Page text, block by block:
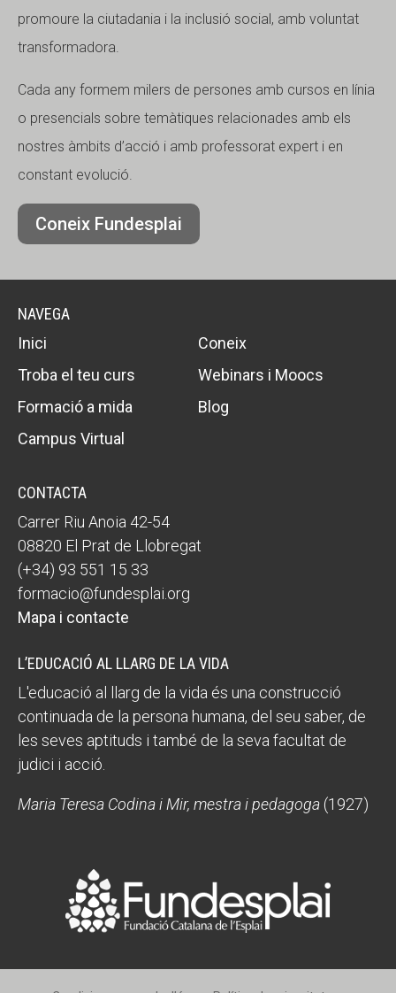
promoure la ciutadania i la inclusió social, amb voluntat
transformadora.
Cada any formem milers de persones amb cursos en línia
o presencials sobre temàtiques relacionades amb els
nostres àmbits d’acció i amb professorat expert i en
constant evolució.
Coneix Fundesplai
NAVEGA
Inici
Coneix
Troba el teu curs
Webinars i Moocs
Formació a mida
Blog
Campus Virtual
CONTACTA
Carrer Riu Anoia 42-54
08820 El Prat de Llobregat
(+34) 93 551 15 33
formacio@fundesplai.org
Mapa i contacte
L’EDUCACIÓ AL LLARG DE LA VIDA
L'educació al llarg de la vida és una construcció
continuada de la persona humana, del seu saber, de
les seves aptituds i també de la seva facultat de
judici i acció.
Maria Teresa Codina i Mir, mestra i pedagoga (1927)